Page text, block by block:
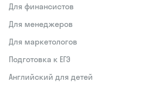
Для финансистов
Для менеджеров
Для маркетологов
Подготовка к ЕГЭ
Английский для детей